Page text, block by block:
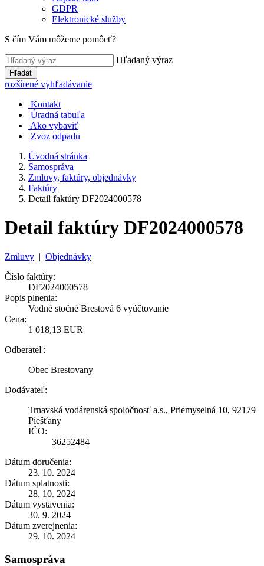
GDPR
Elektronické služby
S čím Vám môžeme pomôcť?
Hľadaný výraz
Hľadať
rozšírené vyhľadávanie
Kontakt
Úradná tabuľa
Ako vybaviť
Zvoz odpadu
Úvodná stránka
Samospráva
Zmluvy, faktúry, objednávky
Faktúry
Detail faktúry DF2024000578
Detail faktúry DF2024000578
Zmluvy | Objednávky
Číslo faktúry:
DF2024000578
Popis plnenia:
Vodné stočné Brestová 6 vyúčtovanie
Cena:
1 018,13 EUR
Odberateľ:
Obec Brestovany
Dodávateľ:
Trnavská vodárenská spoločnosť a.s., Priemyselná 10, 92179
Piešťany
IČO:
36252484
Dátum doručenia:
23. 10. 2024
Dátum splatnosti:
28. 10. 2024
Dátum vystavenia:
30. 9. 2024
Dátum zverejnenia:
29. 10. 2024
Samospráva